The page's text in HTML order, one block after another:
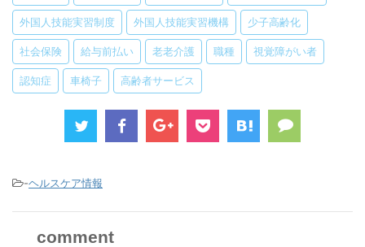
外国人技能実習制度 外国人技能実習機構 少子高齢化
社会保険 給与前払い 老老介護 職種 視覚障がい者
認知症 車椅子 高齢者サービス
-ヘルスケア情報
comment